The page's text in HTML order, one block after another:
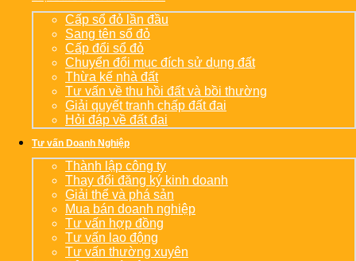
Cấp sổ đỏ lần đầu
Sang tên sổ đỏ
Cấp đổi sổ đỏ
Chuyển đổi mục đích sử dụng đất
Thừa kế nhà đất
Tư vấn về thu hồi đất và bồi thường
Giải quyết tranh chấp đất đai
Hỏi đáp về đất đai
Tư vấn Doanh Nghiệp
Thành lập công ty
Thay đổi đăng ký kinh doanh
Giải thể và phá sản
Mua bán doanh nghiệp
Tư vấn hợp đồng
Tư vấn lao động
Tư vấn thường xuyên